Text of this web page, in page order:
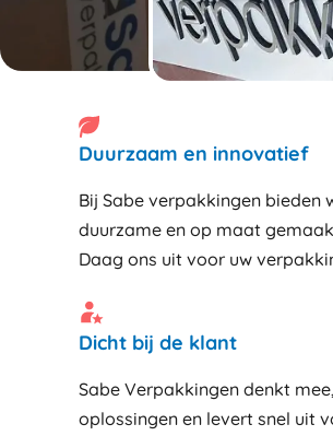
Duurzaam en innovatief
Bij Sabe verpakkingen bieden
duurzame en op maat
Daag ons uit voor uw
Dicht bij de klant
Sabe Verpakkingen denkt
oplossingen en levert snel uit